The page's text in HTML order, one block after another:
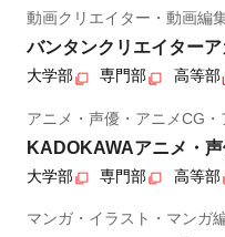
動画クリエイター・動画編
バンタンクリエイター
大学部 専門部 高等部
アニメ・声優・アニメCG・
KADOKAWAアニメ・
大学部 専門部 高等部
マンガ・イラスト・マンガ